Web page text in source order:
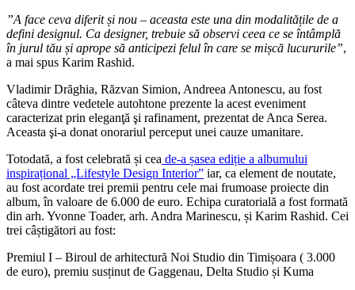
”A face ceva diferit și nou – aceasta este una din modalitățile de a
defini designul. Ca designer, trebuie să observi ceea ce se întâmplă
în jurul tău și aprope să anticipezi felul în care se mișcă lucururile”,
a mai spus Karim Rashid.
Vladimir Drăghia, Răzvan Simion, Andreea Antonescu, au fost
câteva dintre vedetele autohtone prezente la acest eveniment
caracterizat prin eleganţă şi rafinament, prezentat de Anca Serea.
Aceasta şi-a donat onorariul perceput unei cauze umanitare.
Totodată, a fost celebrată și cea de-a șasea ediție a albumului
inspirațional „Lifestyle Design Interior” iar, ca element de noutate,
au fost acordate trei premii pentru cele mai frumoase proiecte din
album, în valoare de 6.000 de euro. Echipa curatorială a fost formată
din arh. Yvonne Toader, arh. Andra Marinescu, și Karim Rashid. Cei
trei câștigători au fost:
Premiul I – Biroul de arhitectură Noi Studio din Timișoara ( 3.000
de euro), premiu susținut de Gaggenau, Delta Studio și Kuma